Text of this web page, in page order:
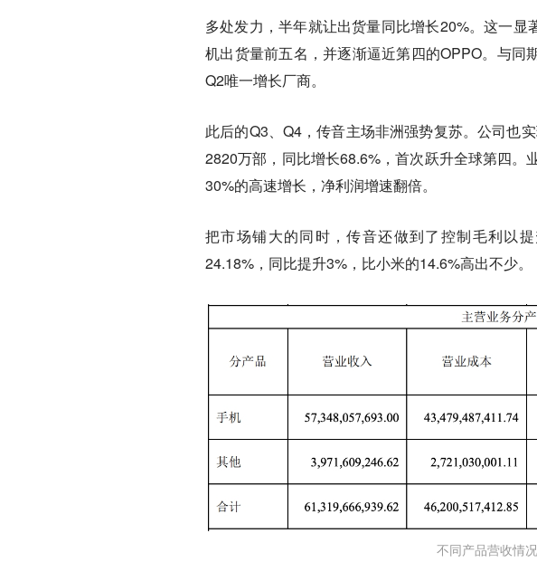
多处发力，半年就让出货量同比增长20%。这一
机出货量前五名，并逐渐逼近第四的OPPO。与同
Q2唯一增长厂商。
此后的Q3、Q4，传音主场非洲强势复苏。公司也
2820万部，同比增长68.6%，首次跃升全球第四。
30%的高速增长，净利润增速翻倍。
把市场铺大的同时，传音还做到了控制毛利以
24.18%，同比提升3%，比小米的14.6%高出不少。
不同产品营收情